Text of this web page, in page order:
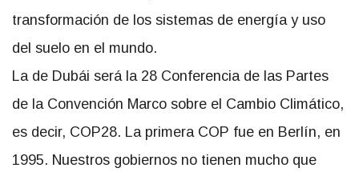
transformación de los sistemas de energía y uso
del suelo en el mundo.
La de Dubái será la 28 Conferencia de las Partes
de la Convención Marco sobre el Cambio Climático,
es decir, COP28. La primera COP fue en Berlín, en
1995. Nuestros gobiernos no tienen mucho que